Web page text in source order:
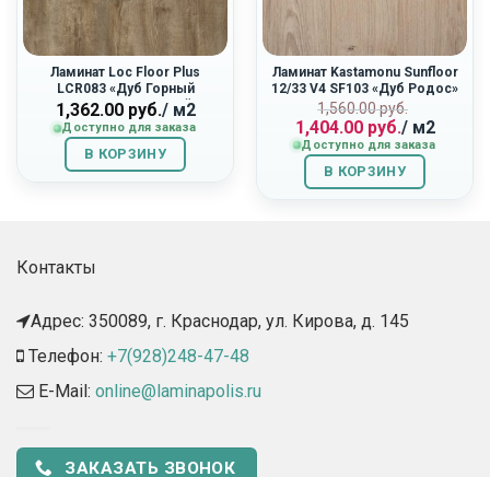
Ламинат Loc Floor Plus
LCR083 «Дуб Горный
Светло-Коричневый»
1,362.00руб./ м2
Доступно для заказа
В КОРЗИНУ
Ламинат Kastamonu Sunfloor
12/33 V4 SF103 «Дуб Родос»
1,560.00руб.
цена
составляла
1,560.00
руб..
1,404.00руб.
Текущая
цена:
1,404.00
руб..
/ м2
Доступно для заказа
В КОРЗИНУ
Контакты
Адрес: 350089, г. Краснодар, ул. Кирова, д. 145​
Телефон: +7(928)248-47-48
E-Mail: online@laminapolis.ru
ЗАКАЗАТЬ ЗВОНОК